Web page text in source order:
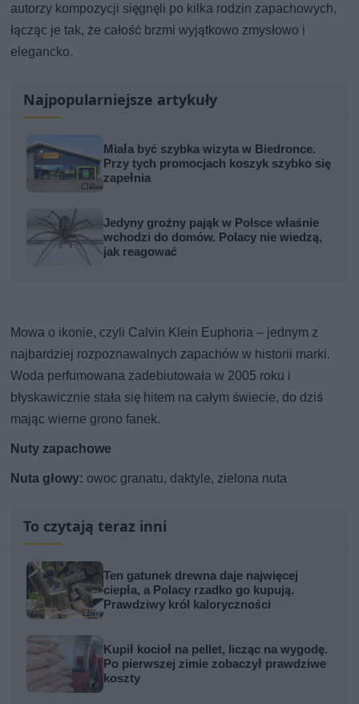
autorzy kompozycji sięgnęli po kilka rodzin zapachowych,
łącząc je tak, że całość brzmi wyjątkowo zmysłowo i
elegancko.
Najpopularniejsze artykuły
Miała być szybka wizyta w Biedronce.
Przy tych promocjach koszyk szybko się
zapełnia
Jedyny groźny pająk w Polsce właśnie
wchodzi do domów. Polacy nie wiedzą,
jak reagować
Mowa o ikonie, czyli Calvin Klein Euphoria – jednym z
najbardziej rozpoznawalnych zapachów w historii marki.
Woda perfumowana zadebiutowała w 2005 roku i
błyskawicznie stała się hitem na całym świecie, do dziś
mając wierne grono fanek.
Nuty zapachowe
Nuta głowy: owoc granatu, daktyle, zielona nuta
To czytają teraz inni
Ten gatunek drewna daje najwięcej
ciepła, a Polacy rzadko go kupują.
Prawdziwy król kaloryczności
Kupił kocioł na pellet, licząc na wygodę.
Po pierwszej zimie zobaczył prawdziwe
koszty